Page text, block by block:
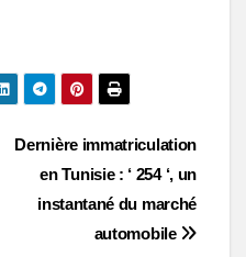
Dernière immatriculation
en Tunisie : ‘ 254 ‘, un
instantané du marché
automobile